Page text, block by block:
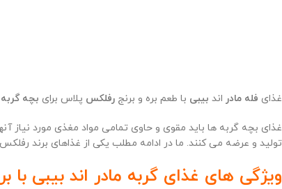
غذای فله مادر اند بیبی با طعم بره و برنج رفلکس پلاس برای بچه گربه
غذای بچه گربه ها باید مقوی و حاوی تمامی مواد مغذی مورد نیاز
تولید و عرضه می کنند. ما در ادامه مطلب یکی از غذاهای برند
ویژگی های غذای گربه مادر اند بیبی با بره و